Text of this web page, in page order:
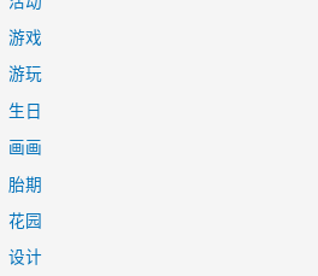
游戏
游玩
生日
画画
胎期
花园
设计